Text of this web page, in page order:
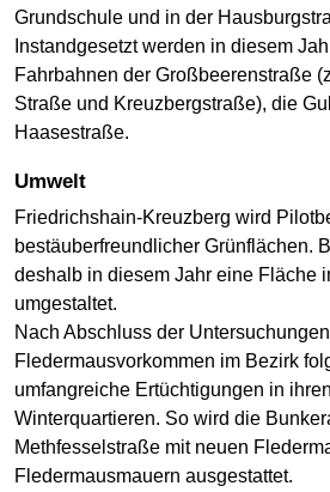
Grundschule und in der
Instandgesetzt werden in diesem
Fahrbahnen der Großbeerenstraße
Straße und Kreuzbergstraße), die
Haasestraße.
Umwelt
Friedrichshain-Kreuzberg wird
bestäuberfreundlicher Grünflächen.
deshalb in diesem Jahr eine Fläche
umgestaltet.
Nach Abschluss der
Fledermausvorkommen im Bezirk
umfangreiche Ertüchtigungen in
Winterquartieren. So wird die
Methfesselstraße mit neuen
Fledermausmauern ausgestattet.